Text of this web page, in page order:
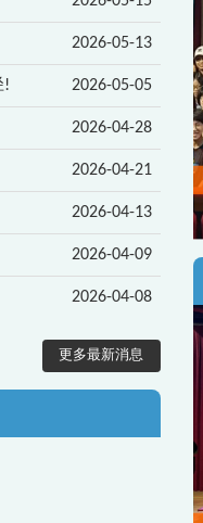
2026-05-13
! 2026-05-05
2026-04-28
2026-04-21
2026-04-13
2026-04-09
2026-04-08
更多最新消息